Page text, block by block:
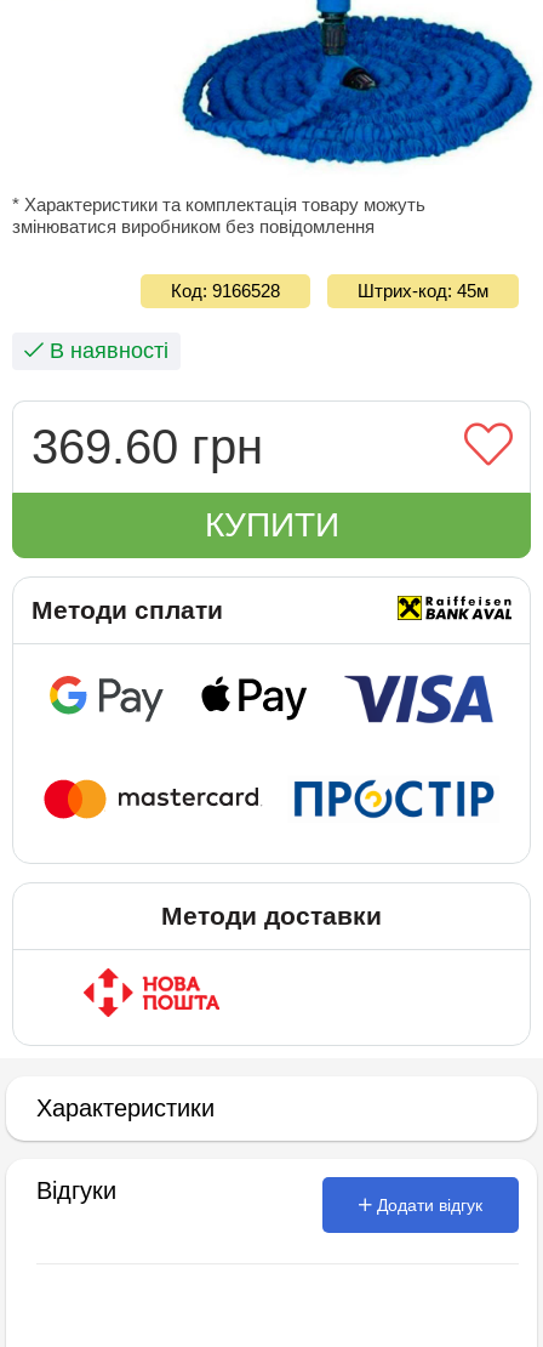
* Характеристики та комплектація товару можуть
змінюватися виробником без повідомлення
Код: 9166528 Штрих-код: 45м
В наявності
369.60 грн
КУПИТИ
Методи сплати
Методи доставки
Характеристики
Відгуки
Додати відгук